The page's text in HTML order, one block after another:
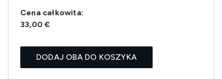
Cena całkowita:
33,00 €
DODAJ OBA DO KOSZYKA